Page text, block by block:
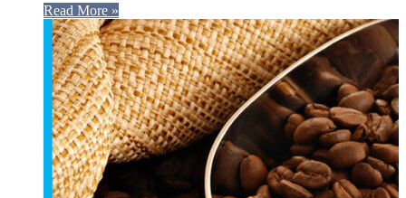
Read More »